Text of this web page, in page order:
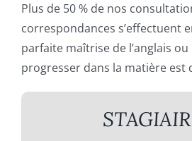
Contact
Plus de 50 % de nos
correspondances s’effectuent
parfaite maîtrise de l’anglais
progresser dans la matière est